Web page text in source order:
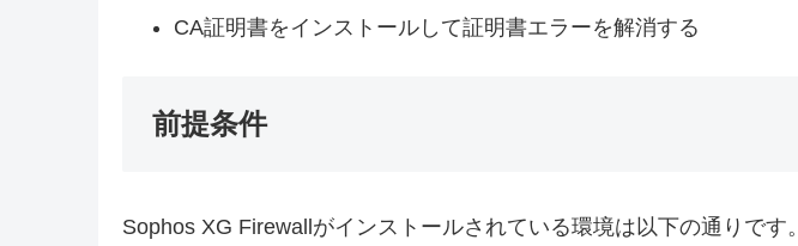
CA証明書をインストールして証明書エラーを解消する
前提条件
Sophos XG Firewallがインストールされている環境は以下の通りです。